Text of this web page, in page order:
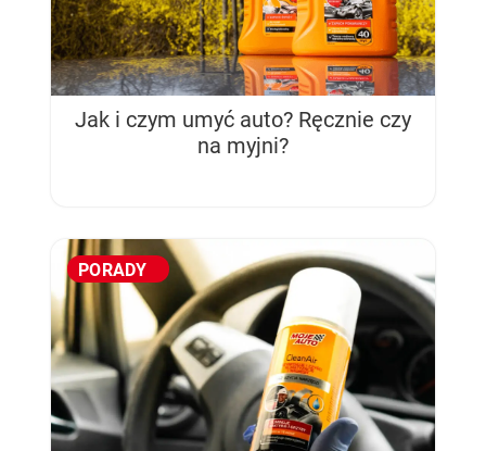
Jak i czym umyć auto? Ręcznie czy
na myjni?
PORADY